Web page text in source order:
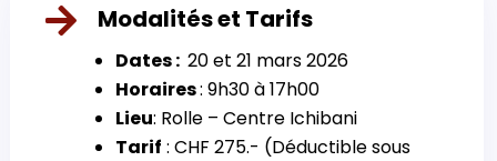
 Modalités et Tarifs
Dates : 20 et 21 mars 2026
Horaires: 9h30 à 17h00
Lieu: Rolle – Centre Ichibani
Tarif : CHF 275.- (Déductible sous